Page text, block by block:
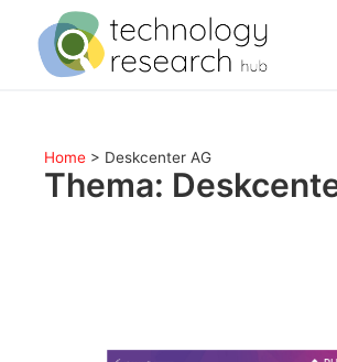
Home > Deskcenter AG
Thema: